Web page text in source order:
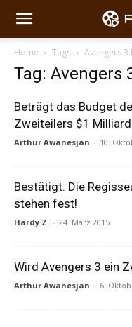
Home Tags Avengers 3
Tag: Avengers
Beträgt das Budget
Zweiteilers $1
Arthur Awanesjan - 10.
Bestätigt: Die
stehen fest!
Hardy Z. - 24. März 2015
Wird Avengers 3 ein
Arthur Awanesjan - 6.